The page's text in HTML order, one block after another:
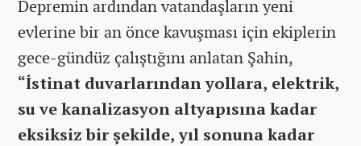
Depremin ardından vatandaşların yeni
evlerine bir an önce kavuşması için ekiplerin
gece-gündüz çalıştığını anlatan Şahin,
“İstinat duvarlarından yollara, elektrik,
su ve kanalizasyon altyapısına kadar
eksiksiz bir şekilde, yıl sonuna kadar